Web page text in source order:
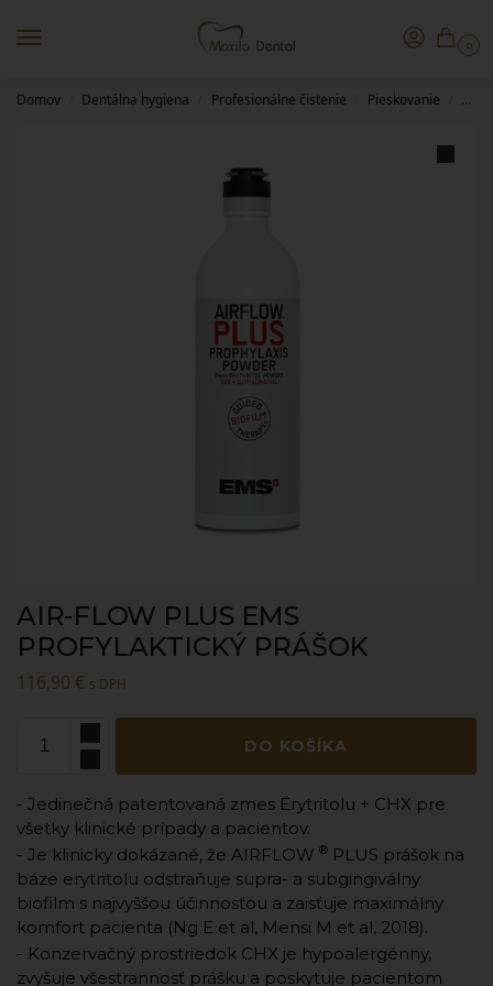
0
Domov Dentálna hygiena Profesionálne čistenie Pieskovanie Air-
AIR-FLOW PLUS EMS
PROFYLAKTICKÝ PRÁŠOK
116,90 € s DPH
DO KOŠÍKA
- Jedinečná patentovaná zmes Erytritolu + CHX pre
všetky klinické prípady a pacientov.
- Je klinicky dokázané, že AIRFLOW ® PLUS prášok na
báze erytritolu odstraňuje supra- a subgingiválny
biofilm s najvyššou účinnosťou a zaisťuje maximálny
komfort pacienta (Ng E et al, Mensi M et al, 2018).
- Konzervačný prostriedok CHX je hypoalergénny,
zvyšuje všestrannosť prášku a poskytuje pacientom